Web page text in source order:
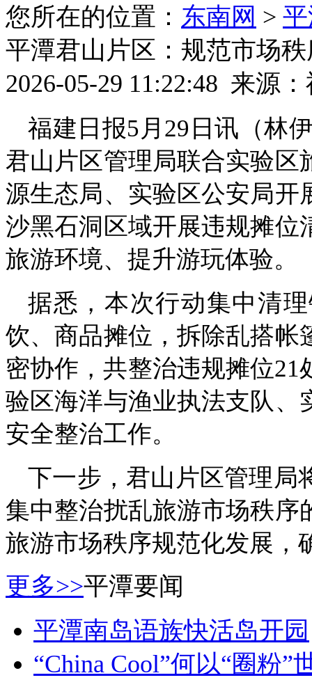
您所在的位置： 东南网 >
平潭君山片区：规范市场
2026-05-29 11:22:48 来源
福建日报5月29日讯（林
君山片区管理局联合实验区
源生态局、实验区公安局开
沙黑石洞区域开展违规摊位
旅游环境、提升游玩体验。
据悉，本次行动集中清
饮、商品摊位，拆除乱搭帐
密协作，共整治违规摊位
验区海洋与渔业执法支队、
安全整治工作。
下一步，君山片区管理局
集中整治扰乱旅游市场秩序
旅游市场秩序规范化发展，
更多>>平潭要闻
平潭南岛语族快活岛开园
“China Cool”何以“圈粉”